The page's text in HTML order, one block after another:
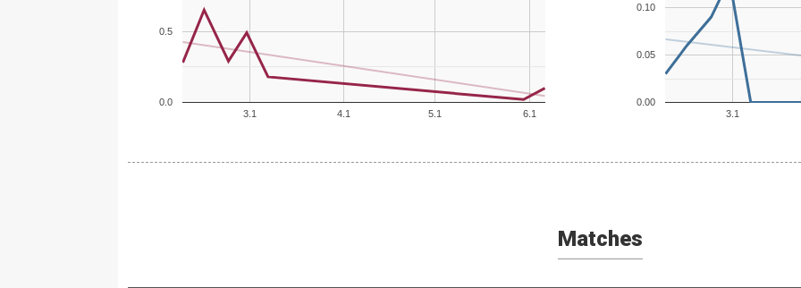
3.1 4.1 5.1 6.1
0.0
0.5
3.1
0.00
0.05
0.10
Matches